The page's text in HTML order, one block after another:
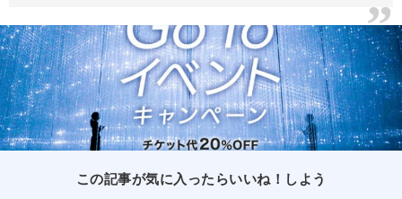
この記事が気に入ったらいいね！しよう